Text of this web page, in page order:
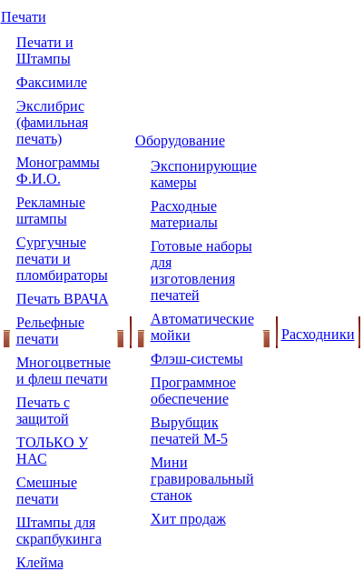
Печати
Печати и
Штампы
Факсимиле
Экслибрис
(фамильная
печать)
Монограммы
Ф.И.О.
Рекламные
штампы
Сургучные
печати и
пломбираторы
Печать ВРАЧА
Рельефные
печати
Многоцветные
и флеш печати
Печать с
защитой
ТОЛЬКО У
НАС
Смешные
печати
Штампы для
скрапбукинга
Клейма
Оборудование
Экспонирующие
камеры
Расходные
материалы
Готовые наборы
для
изготовления
печатей
Автоматические
мойки
Флэш-системы
Программное
обеспечение
Вырубщик
печатей М-5
Мини
гравировальный
станок
Хит продаж
Расходники